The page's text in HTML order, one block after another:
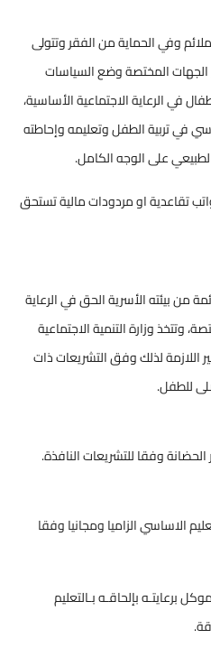
وفي الحماية من الفقر وتتولى
الجهات المختصة وضع السياسات
في الرعاية الاجتماعية الأساسية،
في تربية الطفل وتعليمه وإحاطته
على الوجه الكامل.
او مردودات مالية تستحق
من بيئته الأسرية الحق في الرعاية
وتتخذ وزارة التنمية الاجتماعية
اللازمة لذلك وفق التشريعات ذات
للطفل.
وفقا للتشريعات النافذة.
الاساسي الزاميا ومجانيا وفقا
برعايتـه بإلحاقـه بـالتعليم